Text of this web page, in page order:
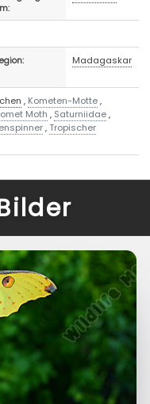
Madagaskar
, Kometen-Motte,
Moth , Saturniidae,
,Tropischer